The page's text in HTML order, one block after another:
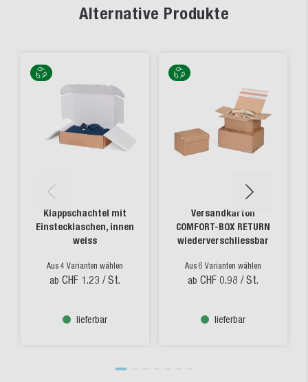
Alternative Produkte
Klappschachtel mit
Einstecklaschen, innen
weiss
Aus 4 Varianten wählen
ab CHF 1.23 / St.
lieferbar
Versandkarton
COMFORT-BOX RETURN
wiederverschliessbar
Aus 6 Varianten wählen
ab CHF 0.98 / St.
lieferbar